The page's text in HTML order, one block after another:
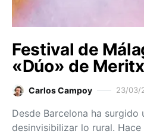
Festival de
«Dúo» de
Carlos Campoy 23/03/
Desde Barcelona ha surgido
desinvisibilizar lo rural.